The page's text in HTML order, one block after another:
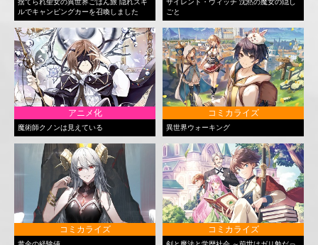
捨てられ聖女の異世界ごはん旅 隠れスキ
ルでキャンピングカーを召喚しました
サイレント・ウィッチ 沈黙の魔女の隠し
ごと
アニメ化
魔術師クノンは見えている
コミカライズ
異世界ウォーキング
コミカライズ コミカライズ